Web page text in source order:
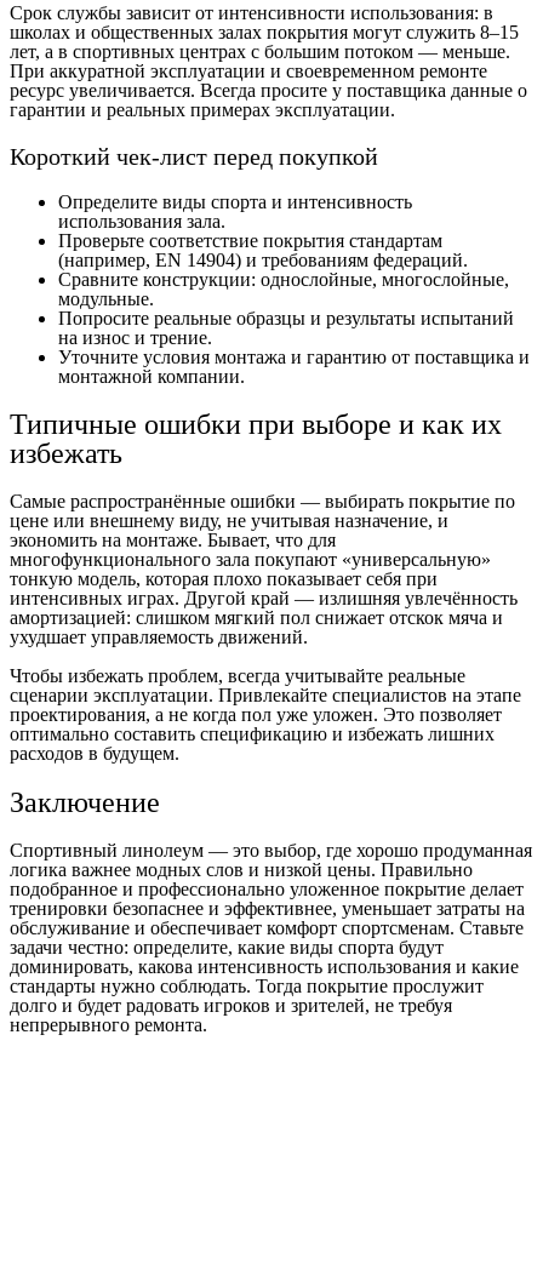
Срок службы зависит от интенсивности использования: в
школах и общественных залах покрытия могут служить 8–15
лет, а в спортивных центрах с большим потоком — меньше.
При аккуратной эксплуатации и своевременном ремонте
ресурс увеличивается. Всегда просите у поставщика данные о
гарантии и реальных примерах эксплуатации.
Короткий чек-лист перед покупкой
Определите виды спорта и интенсивность
использования зала.
Проверьте соответствие покрытия стандартам
(например, EN 14904) и требованиям федераций.
Сравните конструкции: однослойные, многослойные,
модульные.
Попросите реальные образцы и результаты испытаний
на износ и трение.
Уточните условия монтажа и гарантию от поставщика и
монтажной компании.
Типичные ошибки при выборе и как их
избежать
Самые распространённые ошибки — выбирать покрытие по
цене или внешнему виду, не учитывая назначение, и
экономить на монтаже. Бывает, что для
многофункционального зала покупают «универсальную»
тонкую модель, которая плохо показывает себя при
интенсивных играх. Другой край — излишняя увлечённость
амортизацией: слишком мягкий пол снижает отскок мяча и
ухудшает управляемость движений.
Чтобы избежать проблем, всегда учитывайте реальные
сценарии эксплуатации. Привлекайте специалистов на этапе
проектирования, а не когда пол уже уложен. Это позволяет
оптимально составить спецификацию и избежать лишних
расходов в будущем.
Заключение
Спортивный линолеум — это выбор, где хорошо продуманная
логика важнее модных слов и низкой цены. Правильно
подобранное и профессионально уложенное покрытие делает
тренировки безопаснее и эффективнее, уменьшает затраты на
обслуживание и обеспечивает комфорт спортсменам. Ставьте
задачи честно: определите, какие виды спорта будут
доминировать, какова интенсивность использования и какие
стандарты нужно соблюдать. Тогда покрытие прослужит
долго и будет радовать игроков и зрителей, не требуя
непрерывного ремонта.